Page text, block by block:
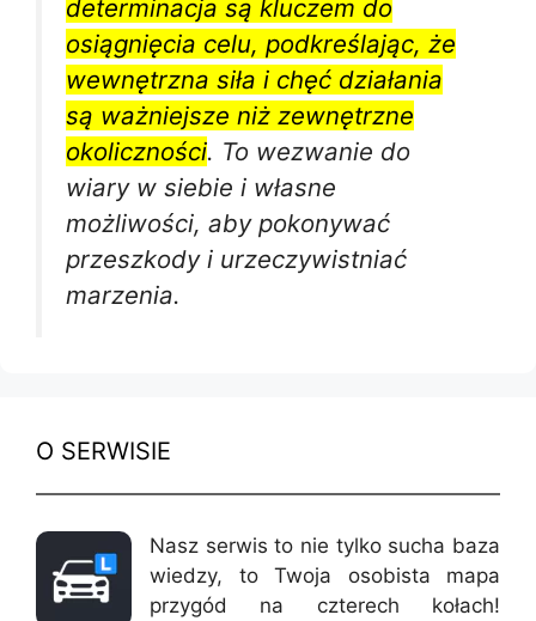
determinacja są kluczem do
osiągnięcia celu, podkreślając, że
wewnętrzna siła i chęć działania
są ważniejsze niż zewnętrzne
okoliczności. To wezwanie do
wiary w siebie i własne
możliwości, aby pokonywać
przeszkody i urzeczywistniać
marzenia.
O SERWISIE
Nasz serwis to nie tylko sucha baza
wiedzy, to Twoja osobista mapa
przygód na czterech kołach!